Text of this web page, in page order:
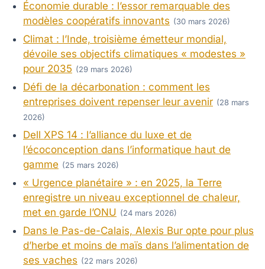
Économie durable : l’essor remarquable des
modèles coopératifs innovants (30 mars 2026)
Climat : l’Inde, troisième émetteur mondial,
dévoile ses objectifs climatiques « modestes »
pour 2035 (29 mars 2026)
Défi de la décarbonation : comment les
entreprises doivent repenser leur avenir (28 mars
2026)
Dell XPS 14 : l’alliance du luxe et de
l’écoconception dans l’informatique haut de
gamme (25 mars 2026)
« Urgence planétaire » : en 2025, la Terre
enregistre un niveau exceptionnel de chaleur,
met en garde l’ONU (24 mars 2026)
Dans le Pas-de-Calais, Alexis Bur opte pour plus
d’herbe et moins de maïs dans l’alimentation de
ses vaches (22 mars 2026)